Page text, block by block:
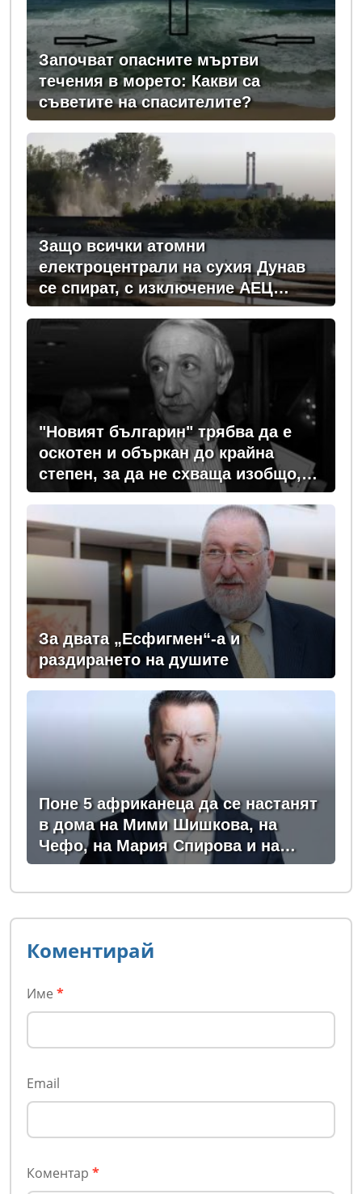
Започват опасните мъртви
течения в морето: Какви са
съветите на спасителите?
Защо всички атомни
електроцентрали на сухия Дунав
се спират, с изключение АЕЦ
"Козлодуй"?
"Новият българин" трябва да е
оскотен и объркан до крайна
степен, за да не схваща изобщо,
какви хора се упражняват с него
За двата „Есфигмен“-а и
раздирането на душите
Поне 5 африканеца да се настанят
в дома на Мими Шишкова, на
Чефо, на Мария Спирова и на
Христо Комарницки
Коментирай
Име *
Email
Коментар *